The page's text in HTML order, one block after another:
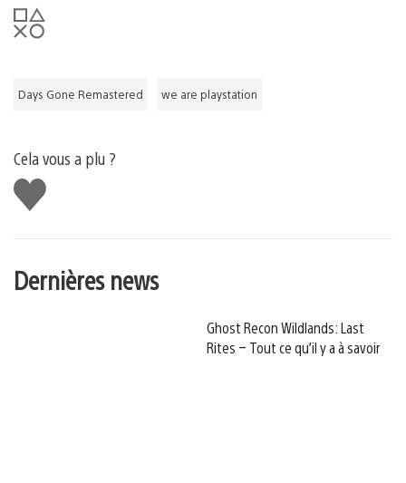
Days Gone Remastered we are playstation
Cela vous a plu ?
J'aime
Dernières news
Ghost Recon Wildlands: Last
Rites – Tout ce qu’il y a à savoir